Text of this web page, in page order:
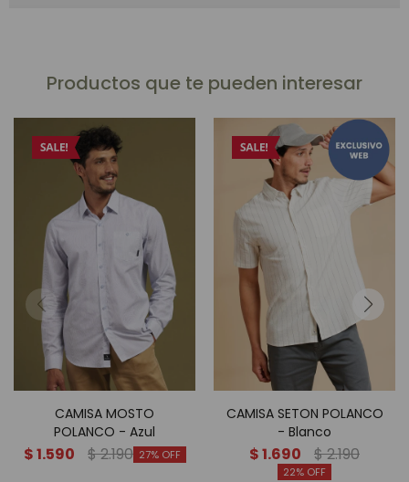
Productos que te pueden interesar
CAMISA MOSTO
POLANCO - Azul
$1.590 $2.190 27
CAMISA SETON POLANCO
- Blanco
$1.690 $2.190
22